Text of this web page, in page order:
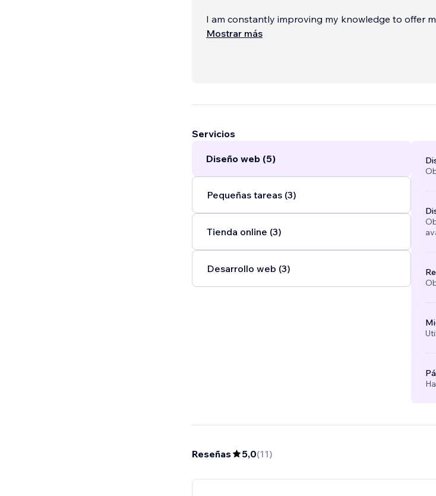
I am constantly improving my knowledge to offer
new trends. Today, I work with businesses both in
Mostrar más
Servicios
Diseño web (5)
Pequeñas tareas (3)
Tienda online (3)
Desarrollo web (3)
Reseñas 5,0(11)